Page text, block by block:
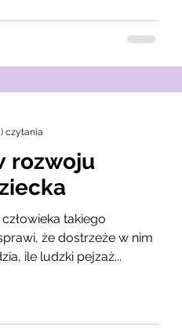
rozwoju
takiego
że dostrzeże w nim
ile ludzki pejzaż...
czytania